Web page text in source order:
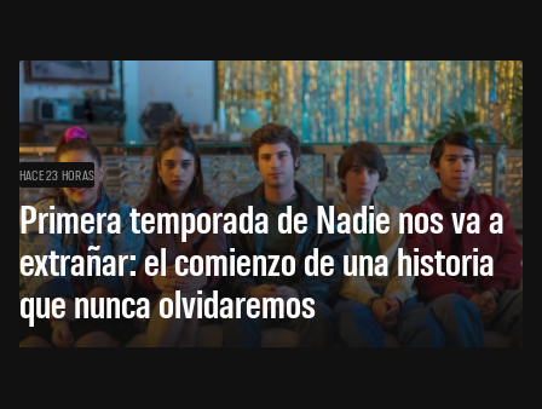
HACE 23 HORAS
Primera temporada de Nadie nos va a
extrañar: el comienzo de una historia
que nunca olvidaremos